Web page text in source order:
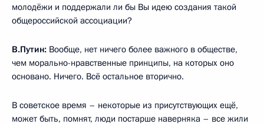
молодёжи и поддержали ли бы Вы идею создания такой
общероссийской ассоциации?
В.Путин: Вообще, нет ничего более важного в обществе,
чем морально-нравственные принципы, на которых оно
основано. Ничего. Всё остальное вторично.
В советское время – некоторые из присутствующих ещё,
может быть, помнят, люди постарше наверняка – все жили